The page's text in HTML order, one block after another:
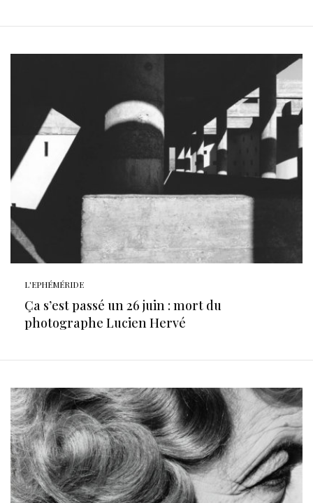
L'EPHÉMÉRIDE
Ça s’est passé un 26 juin : mort du
photographe Lucien Hervé